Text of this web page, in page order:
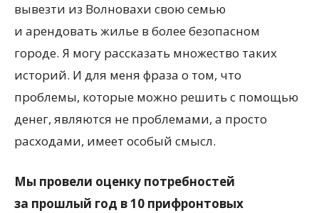
вывезти из Волновахи свою семью
и арендовать жилье в более безопасном
городе. Я могу рассказать множество таких
историй. И для меня фраза о том, что
проблемы, которые можно решить с помощью
денег, являются не проблемами, а просто
расходами, имеет особый смысл.
Мы провели оценку потребностей
за прошлый год в 10 прифронтовых